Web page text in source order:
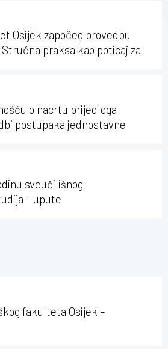
Osijek započeo provedbu
praksa kao poticaj za
o nacrtu prijedloga
postupaka jednostavne
sveučilišnog
– upute
fakulteta Osijek –